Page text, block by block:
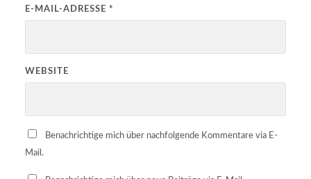
E-MAIL-ADRESSE *
WEBSITE
Benachrichtige mich über nachfolgende Kommentare via E-
Mail.